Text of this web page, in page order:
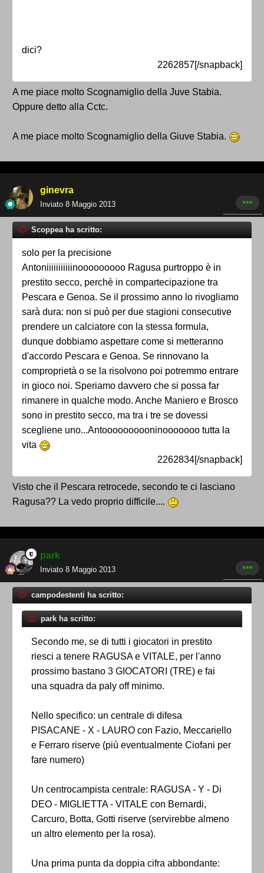
dici?
2262857[/snapback]
A me piace molto Scognamiglio della Juve Stabia.
Oppure detto alla Cctc.
A me piace molto Scognamiglio della Giuve Stabia.
ginevra
Inviato 8 Maggio 2013
Scoppea ha scritto:
solo per la precisione
Antoniiiiiiiiiiinooooooooo Ragusa purtroppo è in
prestito secco, perchè in compartecipazione tra
Pescara e Genoa. Se il prossimo anno lo rivogliamo
sarà dura: non si può per due stagioni consecutive
prendere un calciatore con la stessa formula,
dunque dobbiamo aspettare come si metteranno
d'accordo Pescara e Genoa. Se rinnovano la
comproprietà o se la risolvono poi potremmo entrare
in gioco noi. Speriamo davvero che si possa far
rimanere in qualche modo. Anche Maniero e Brosco
sono in prestito secco, ma tra i tre se dovessi
scegliene uno...Antoooooooooninooooooo tutta la
vita
2262834[/snapback]
Visto che il Pescara retrocede, secondo te ci lasciano
Ragusa?? La vedo proprio difficile....
park
Inviato 8 Maggio 2013
campodestenti ha scritto:
park ha scritto:
Secondo me, se di tutti i giocatori in prestito
riesci a tenere RAGUSA e VITALE, per l'anno
prossimo bastano 3 GIOCATORI (TRE) e fai
una squadra da paly off minimo.
Nello specifico: un centrale di difesa
PISACANE - X - LAURO con Fazio, Meccariello
e Ferraro riserve (più eventualmente Ciofani per
fare numero)
Un centrocampista centrale: RAGUSA - Y - Di
DEO - MIGLIETTA - VITALE con Bernardi,
Carcuro, Botta, Gotti riserve (servirebbe almeno
un altro elemento per la rosa).
Una prima punta da doppia cifra abbondante: